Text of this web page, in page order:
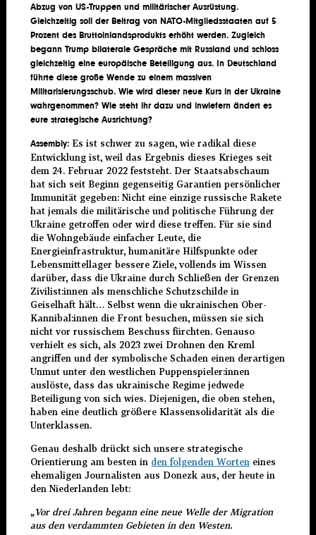
Abzug von US-Truppen und militärischer Ausrüstung.
Gleichzeitig soll der Beitrag von NATO-Mitgliedsstaaten auf 5
Prozent des Bruttoinlandsprodukts erhöht werden. Zugleich
begann Trump bilaterale Gespräche mit Russland und schloss
gleichzeitig eine europäische Beteiligung aus. In Deutschland
führte diese große Wende zu einem massiven
Militarisierungsschub. Wie wird dieser neue Kurs in der Ukraine
wahrgenommen? Wie steht ihr dazu und inwiefern ändert es
eure strategische Ausrichtung?
Assembly:Es ist schwer zu sagen, wie radikal diese
Entwicklung ist, weil das Ergebnis dieses Krieges seit
dem 24. Februar 2022 feststeht. Der Staatsabschaum
hat sich seit Beginn gegenseitig Garantien persönlicher
Immunität gegeben: Nicht eine einzige russische Rakete
hat jemals die militärische und politische Führung der
Ukraine getroffen oder wird diese treffen. Für sie sind
die Wohngebäude einfacher Leute, die
Energieinfrastruktur, humanitäre Hilfspunkte oder
Lebensmittellager bessere Ziele, vollends im Wissen
darüber, dass die Ukraine durch Schließen der Grenzen
Zivilist:innen als menschliche Schutzschilde in
Geiselhaft hält… Selbst wenn die ukrainischen Ober-
Kannibal:innen die Front besuchen, müssen sie sich
nicht vor russischem Beschuss fürchten. Genauso
verhielt es sich, als 2023 zwei Drohnen den Kreml
angriffen und der symbolische Schaden einen derartigen
Unmut unter den westlichen Puppenspieler:innen
auslöste, dass das ukrainische Regime jedwede
Beteiligung von sich wies. Diejenigen, die oben stehen,
haben eine deutlich größere Klassensolidarität als die
Unterklassen.
Genau deshalb drückt sich unsere strategische
Orientierung am besten in den folgenden Worten eines
ehemaligen Journalisten aus Donezk aus, der heute in
den Niederlanden lebt:
„Vor drei Jahren begann eine neue Welle der Migration
aus den verdammten Gebieten in den Westen.